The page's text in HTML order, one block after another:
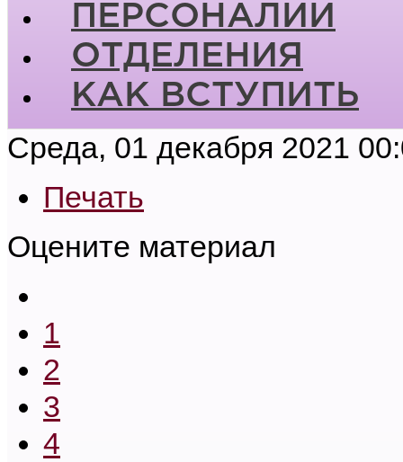
ПЕРСОНАЛИИ
ОТДЕЛЕНИЯ
КАК ВСТУПИТЬ
Среда, 01 декабря 2021
Печать
Оцените материал
1
2
3
4